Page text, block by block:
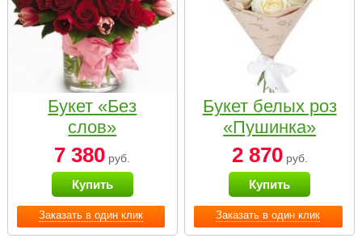
Заказать в один клик
Букет «Без
слов»
7 380 руб.
Купить
Заказать в один клик
Букет белых роз
«Пушинка»
2 870руб.
Купить